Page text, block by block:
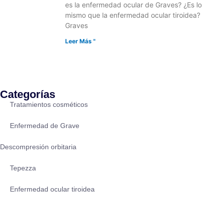
es la enfermedad ocular de Graves? ¿Es lo
mismo que la enfermedad ocular tiroidea?
Graves
Leer Más "
Categorías
Tratamientos cosméticos
Enfermedad de Grave
Descompresión orbitaria
Tepezza
Enfermedad ocular tiroidea